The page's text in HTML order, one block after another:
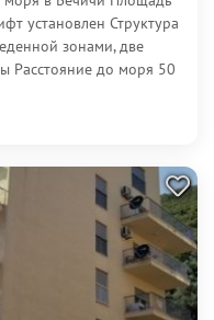
установлен Структура
зонами, две
Расстояние до моря 50